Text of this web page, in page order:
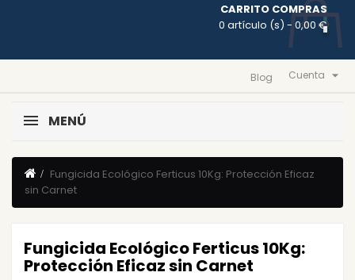
CARRITO COMPRAS
0 artículo (s) - 0,00 €
Cuenta 
Blog
MENÚ
Fungicida Ecológico Ferticus 10Kg: Protección Eficaz
sin Carnet
Fungicida Ecológico Ferticus 10Kg:
Protección Eficaz sin Carnet